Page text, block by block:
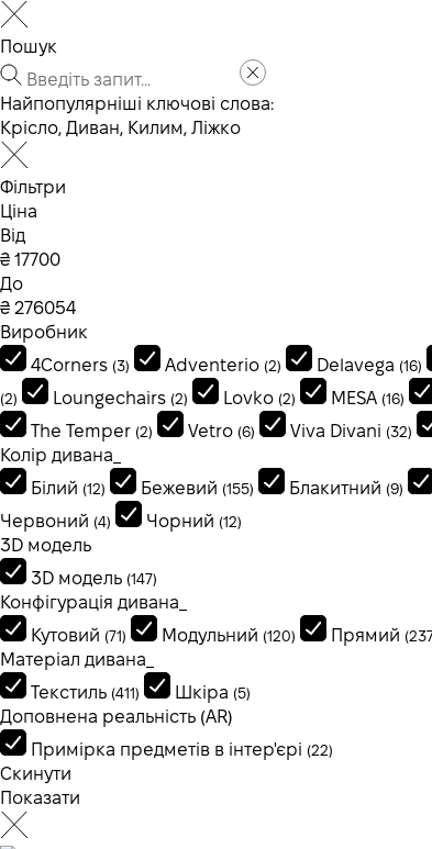
Пошук
Найпопулярніші ключові слова:
Крісло, Диван, Килим, Ліжко
Фільтри
Ціна
Від
₴
До
₴
Виробник
4Corners (3) Adventerio (2) Delavega (16)
(2) Loungechairs (2) Lovko (2) MESA (16)
The Temper (2) Vetro (6) Viva Divani (32)
Колір дивана_
Білий (12) Бежевий (155) Блакитний (9)
Червоний (4) Чорний (12)
3D модель
3D модель (147)
Конфігурація дивана_
Кутовий (71) Модульний (120) Прямий
Матеріал дивана_
Текстиль (411) Шкіра (5)
Доповнена реальність (AR)
Примірка предметів в інтер'єрі (22)
Скинути
Показати